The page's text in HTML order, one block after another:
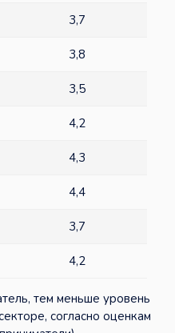
3,7
3,8
3,5
4,2
4,3
4,4
3,7
4,2
тем меньше уровень
согласно оценкам